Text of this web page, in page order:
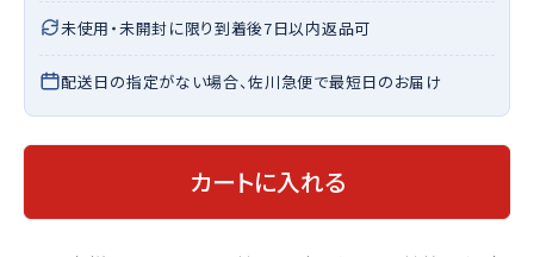
未使用・未開封に限り到着後7日以内返品可
配送日の指定がない場合、佐川急便で最短日のお届け
カートに入れる